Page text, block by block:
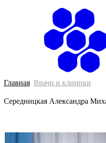
Главная Врачи и клиники
Середницкая Александра